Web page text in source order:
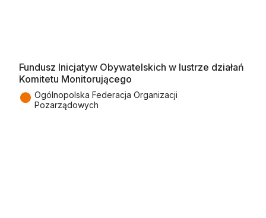
Fundusz Inicjatyw Obywatelskich w lustrze działań
Komitetu Monitorującego
● Ogólnopolska Federacja Organizacji
Pozarządowych